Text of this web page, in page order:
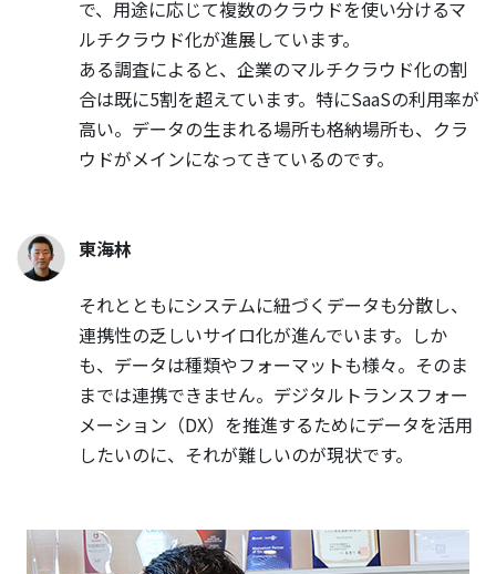
で、用途に応じて複数のクラウドを使い分けるマ
ルチクラウド化が進展しています。
ある調査によると、企業のマルチクラウド化の割
合は既に5割を超えています。特にSaaSの利用率が
高い。データの生まれる場所も格納場所も、クラ
ウドがメインになってきているのです。
東海林
それとともにシステムに紐づくデータも分散し、
連携性の乏しいサイロ化が進んでいます。しか
も、データは種類やフォーマットも様々。そのま
までは連携できません。デジタルトランスフォー
メーション（DX）を推進するためにデータを活用
したいのに、それが難しいのが現状です。